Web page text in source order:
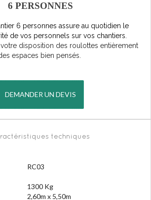
6 PERSONNES
6 personnes assure au quotidien le
de vos personnels sur vos chantiers.
votre disposition des roulottes entièrement
espaces bien pensés.
DEMANDER UN DEVIS
techniques
RC03
1300 Kg
2,60m x 5,50m